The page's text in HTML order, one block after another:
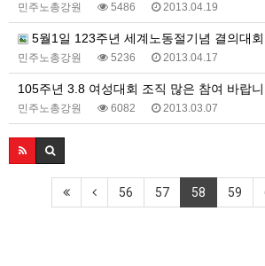
민주노총강원 5486 2013.04.19
5월1일 123주년 세계노동절기념 결의대회
민주노총강원 5236 2013.04.17
105주년 3.8 여성대회 조직 많은 참여 바랍니
민주노총강원 6082 2013.03.07
56 57 58 59